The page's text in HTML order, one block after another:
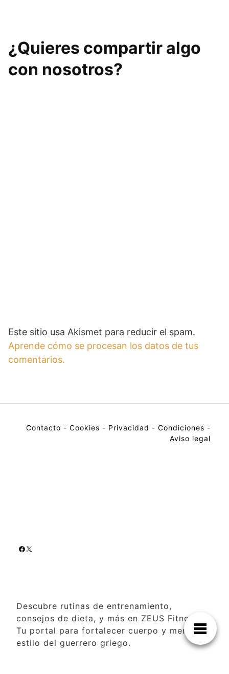
¿Quieres compartir algo
con nosotros?
Este sitio usa Akismet para reducir el spam.
Aprende cómo se procesan los datos de tus
comentarios.
Contacto - Cookies - Privacidad - Condiciones -
Aviso legal
Descubre rutinas de entrenamiento,
consejos de dieta, y más en ZEUS Fitness.
Tu portal para fortalecer cuerpo y mente al
estilo del guerrero griego.